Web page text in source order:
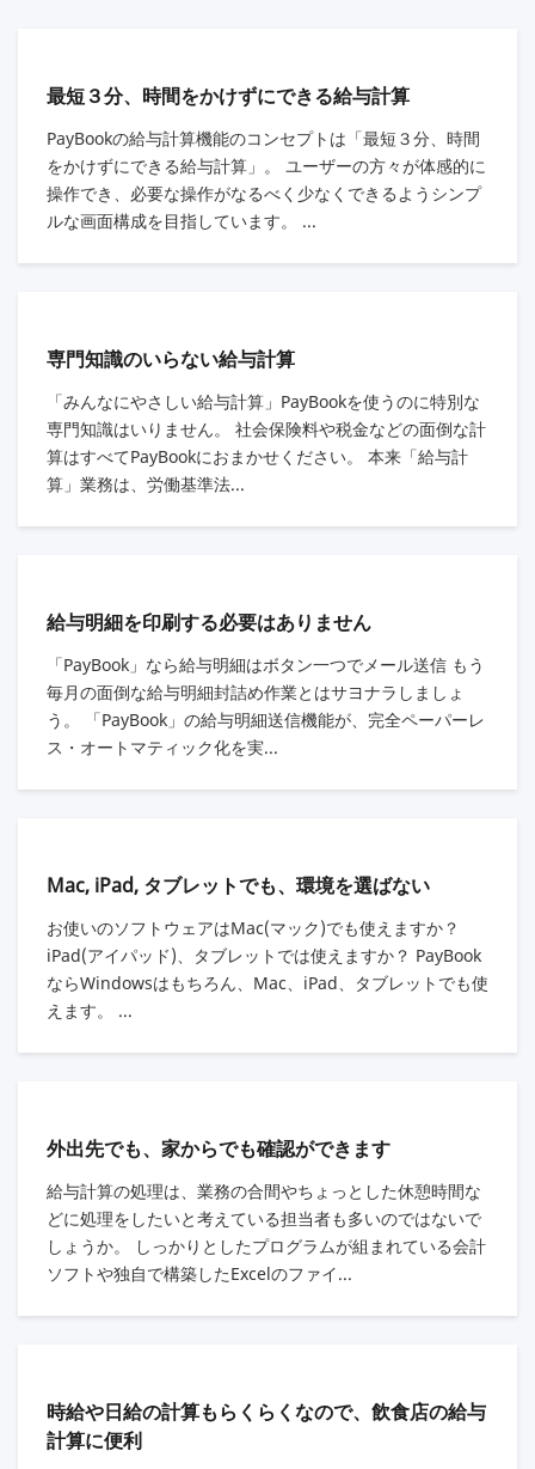
最短３分、時間をかけずにできる給与計算
PayBookの給与計算機能のコンセプトは「最短３分、時間
をかけずにできる給与計算」。 ユーザーの方々が体感的に
操作でき、必要な操作がなるべく少なくできるようシンプ
ルな画面構成を目指しています。 ...
専門知識のいらない給与計算
「みんなにやさしい給与計算」PayBookを使うのに特別な
専門知識はいりません。 社会保険料や税金などの面倒な計
算はすべてPayBookにおまかせください。 本来「給与計
算」業務は、労働基準法...
給与明細を印刷する必要はありません
「PayBook」なら給与明細はボタン一つでメール送信 もう
毎月の面倒な給与明細封詰め作業とはサヨナラしましょ
う。 「PayBook」の給与明細送信機能が、完全ペーパーレ
ス・オートマティック化を実...
Mac, iPad, タブレットでも、環境を選ばない
お使いのソフトウェアはMac(マック)でも使えますか？
iPad(アイパッド)、タブレットでは使えますか？ PayBook
ならWindowsはもちろん、Mac、iPad、タブレットでも使
えます。 ...
外出先でも、家からでも確認ができます
給与計算の処理は、業務の合間やちょっとした休憩時間な
どに処理をしたいと考えている担当者も多いのではないで
しょうか。 しっかりとしたプログラムが組まれている会計
ソフトや独自で構築したExcelのファイ...
時給や日給の計算もらくらくなので、飲食店の給与
計算に便利